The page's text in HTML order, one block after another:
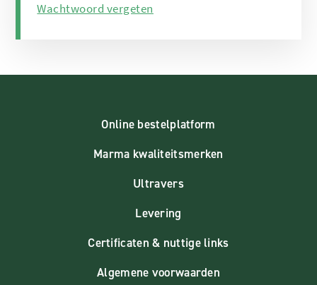
Wachtwoord vergeten
Online bestelplatform
Marma kwaliteitsmerken
Ultravers
Levering
Certificaten & nuttige links
Algemene voorwaarden